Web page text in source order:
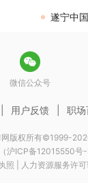
遂宁中
微信公众号
用户反馈 职
网版权所有©1999-
沪ICP备12015550号-
照
人力资源服务许可